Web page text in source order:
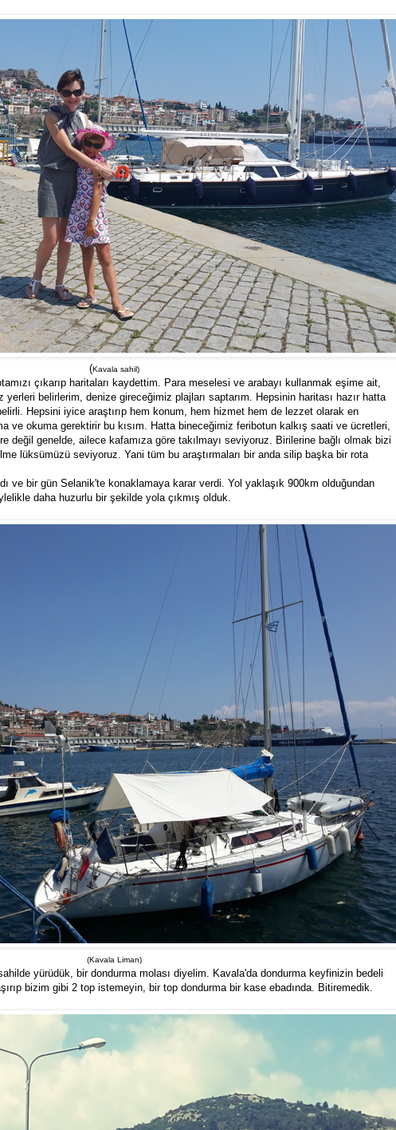
(Kavala sahil)
çıkarıp haritaları kaydettim. Para meselesi ve arabayı kullanmak eşime ait,
yerleri belirlerim, denize gireceğimiz plajları saptarım. Hepsinin haritası hazır hatta
Hepsini iyice araştırıp hem konum, hem hizmet hem de lezzet olarak en
ve okuma gerektirir bu kısım. Hatta bineceğimiz feribotun kalkış saati ve ücretleri,
değil genelde, ailece kafamıza göre takılmayı seviyoruz. Birilerine bağlı olmak bizi
lüksümüzü seviyoruz. Yani tüm bu araştırmaları bir anda silip başka bir rota
ve bir gün Selanik'te konaklamaya karar verdi. Yol yaklaşık 900km olduğundan
daha huzurlu bir şekilde yola çıkmış olduk.
(Kavala Liman)
yürüdük, bir dondurma molası diyelim. Kavala'da dondurma keyfinizin bedeli
bizim gibi 2 top istemeyin, bir top dondurma bir kase ebadında. Bitiremedik.